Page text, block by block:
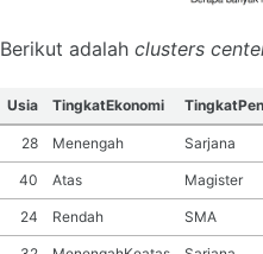
Berikut adalah clusters
Usia TingkatEkonomi
28 Menengah Sarjana
40 Atas Magister
24 Rendah SMA